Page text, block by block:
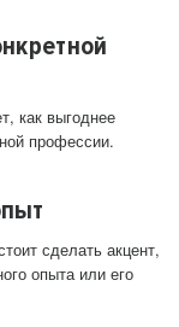
как выгоднее
профессии.
сделать акцент,
опыта или его